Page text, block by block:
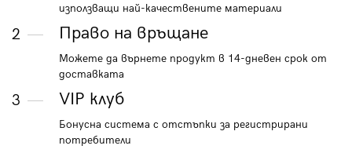
използващи най-качествените материали
2 Право на връщане
Можете да върнете продукт в 14-дневен срок от
доставката
3 VIP клуб
Бонусна система с отстъпки за регистрирани
потребители